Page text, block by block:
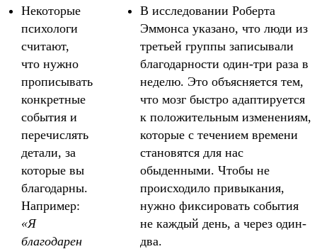
Некоторые
психологи
считают,
что нужно
прописывать
конкретные
события и
перечислять
детали, за
которые вы
благодарны.
Например:
«Я
благодарен
В исследовании Роберта
Эммонса указано, что люди из
третьей группы записывали
благодарности один-три раза в
неделю. Это объясняется тем,
что мозг быстро адаптируется
к положительным изменениям,
которые с течением времени
становятся для нас
обыденными. Чтобы не
происходило привыкания,
нужно фиксировать события
не каждый день, а через один-
два.